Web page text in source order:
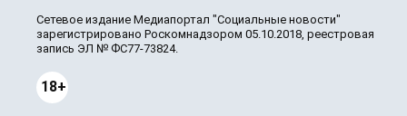
Сетевое издание Медиапортал "Социальные новости"
зарегистрировано Роскомнадзором 05.10.2018, реестровая
запись ЭЛ № ФС77-73824.
18+